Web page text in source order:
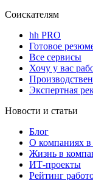
Соискателям
hh PRO
Готовое
Все сервисы
Хочу у вас
Экспертная
Новости и статьи
Блог
О компаниях
Жизнь в
ИТ-проекты
Рейтинг